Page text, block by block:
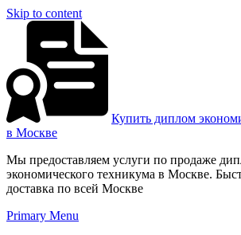
Skip to content
Купить диплом
в Москве
Мы предоставляем услуги по продаже
экономического техникума в Москве.
доставка по всей Москве
Primary Menu